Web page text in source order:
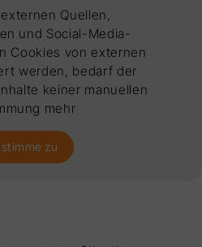
Quellen,
und Social-Media-
Cookies von externen
werden, bedarf der
keiner manuellen
mehr
stimme zu